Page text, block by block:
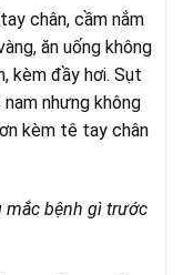
chân, cầm nắm
ăn uống không
kèm đầy hơi. Sụt
nhưng không
kèm tê tay chân
mắc bệnh gì trước